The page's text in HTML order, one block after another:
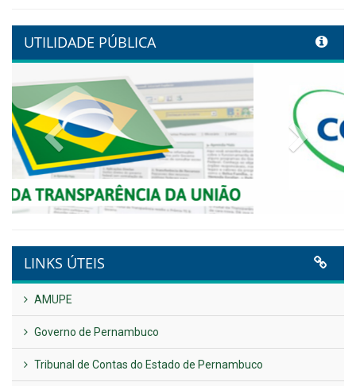
alinhamento estratégico do
Conecta+ Tamandaré.
NOTA DE PESAR E LUTO OFICIAL
Publicado em: 9 de junho de 2026
Plano Diretor – 2026
Publicado em: 14 de maio de 2026
VER TODAS NOTÍCIAS
UTILIDADE PÚBLICA